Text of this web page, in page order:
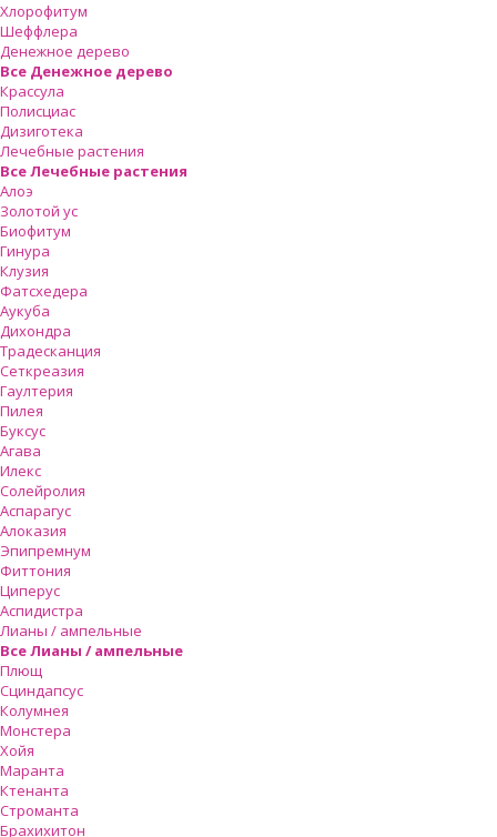
Хлорофитум
Шеффлера
Денежное дерево
Все Денежное дерево
Крассула
Полисциас
Дизиготека
Лечебные растения
Все Лечебные растения
Алоэ
Золотой ус
Биофитум
Гинура
Клузия
Фатсхедера
Аукуба
Дихондра
Традесканция
Сеткреазия
Гаултерия
Пилея
Буксус
Агава
Илекс
Солейролия
Аспарагус
Алоказия
Эпипремнум
Фиттония
Циперус
Аспидистра
Лианы / ампельные
Все Лианы / ампельные
Плющ
Сциндапсус
Колумнея
Монстера
Хойя
Маранта
Ктенанта
Строманта
Брахихитон